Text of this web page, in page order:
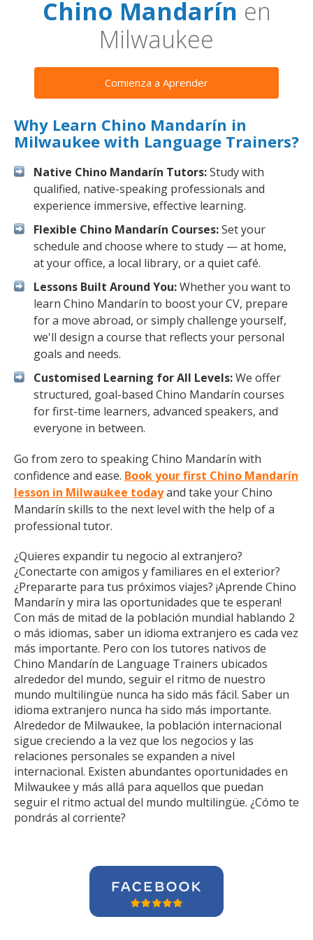
Chino Mandarín en
Milwaukee
Comienza a Aprender
Why Learn Chino Mandarín in
Milwaukee with Language Trainers?
Native Chino Mandarín Tutors:Study with
qualified, native-speaking professionals and
experience immersive, effective learning.
Flexible Chino Mandarín Courses:Set your
schedule and choose where to study — at home,
at your office, a local library, or a quiet café.
Lessons Built Around You:Whether you want to
learn Chino Mandarín to boost your CV, prepare
for a move abroad, or simply challenge yourself,
we'll design a course that reflects your personal
goals and needs.
Customised Learning for All Levels:We offer
structured, goal-based Chino Mandarín courses
for first-time learners, advanced speakers, and
everyone in between.
Go from zero to speaking Chino Mandarín with
confidence and ease. Book your first Chino Mandarín
lesson in Milwaukee todayand take your Chino
Mandarín skills to the next level with the help of a
professional tutor.
¿Quieres expandir tu negocio al extranjero?
¿Conectarte con amigos y familiares en el exterior?
¿Prepararte para tus próximos viajes? ¡Aprende Chino
Mandarín y mira las oportunidades que te esperan!
Con más de mitad de la población mundial hablando 2
o más idiomas, saber un idioma extranjero es cada vez
más importante. Pero con los tutores nativos de
Chino Mandarín de Language Trainers ubicados
alrededor del mundo, seguir el ritmo de nuestro
mundo multilingüe nunca ha sido más fácil. Saber un
idioma extranjero nunca ha sido más importante.
Alrededor de Milwaukee, la población internacional
sigue creciendo a la vez que los negocios y las
relaciones personales se expanden a nivel
internacional. Existen abundantes oportunidades en
Milwaukee y más allá para aquellos que puedan
seguir el ritmo actual del mundo multilingüe. ¿Cómo te
pondrás al corriente?